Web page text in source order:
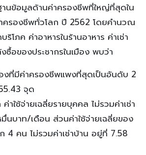
ฐานข้อมูลด้านค่าครองชีพที่ใหญ่ที่สุดใน
ครองชีพทั่วโลก ปี 2562 โดยคำนวณ
โภค ค่าอาหารในร้านอาหาร ค่าเช่า
ซื้อของประชากรในเมือง พบว่า
องที่มีค่าครองชีพแพงที่สุดเป็นอันดับ 2
จุด
าใช้จ่ายเฉลี่ยรายบุคคล ไม่รวมค่าเช่า
นบาท/เดือน ส่วนค่าใช้จ่ายเฉลี่ยของ
4 คน ไม่รวมค่าเช่าบ้าน อยู่ที่ 7.58